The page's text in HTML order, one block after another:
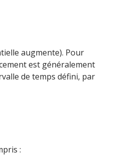
augmente). Pour
est généralement
de temps défini, par
: